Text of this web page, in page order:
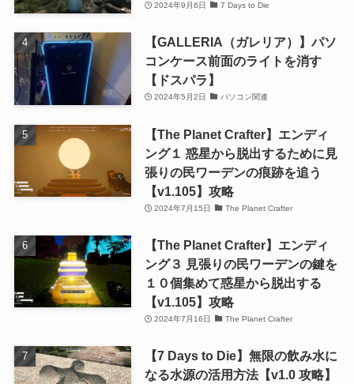
2024年9月6日 7 Days to Die
【GALLERIA（ガレリア）】パソ
コンケース前面のライトを消す
【ドスパラ】
2024年5月2日 パソコン関連
【The Planet Crafter】エンディ
ング１ 惑星から脱出するために見
張りの民ワーデンの痕跡を追う
【v1.105】攻略
2024年7月15日 The Planet Crafter
【The Planet Crafter】エンディ
ング３ 見張りの民ワーデンの鍵を
１０個集めて惑星から脱出する
【v1.105】攻略
2024年7月16日 The Planet Crafter
【7 Days to Die】無限の飲み水に
なる水源の活用方法【v1.0 攻略】